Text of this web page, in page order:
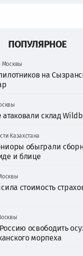
ПОПУЛЯРНОЕ
Москвы
на
атаковали склад
Казахстана
обыграли
и блице
стоимость
освободить
морпеха